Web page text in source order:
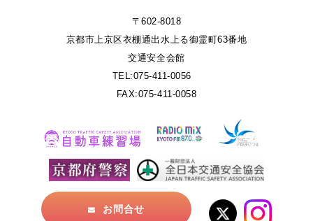
〒602-8018
京都市上京区衣棚通出水上る御霊町63番地
交通安全会館
TEL:075-411-0056
FAX:075-411-0058
お問合せ